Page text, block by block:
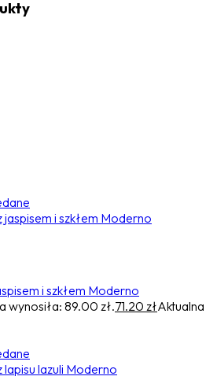
i szkłem Moderno
wynosiła: 89.00 zł.71.20 złAktualna